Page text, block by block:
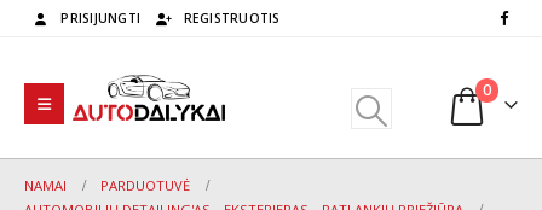
PRISIJUNGTI REGISTRUOTIS
0
NAMAI
PARDUOTUVĖ